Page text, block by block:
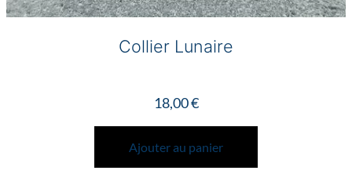
Collier Lunaire
18,00€
Ajouter au panier